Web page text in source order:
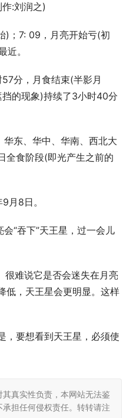
:刘润之)
)；7: 09，月亮开始亏(初
。
分，月食结束(半影月
的现象)持续了3小时40分
华东、华中、华南、西北大
全食阶段(即光产生之前的
月8日。
“吞下”天王星，过一会儿
很难说它是否会迷失在月亮
低，天王星会更明显。这样
，要想看到天王星，必须使
真实性负责，本网站无法鉴
担任何侵权责任。转转请注